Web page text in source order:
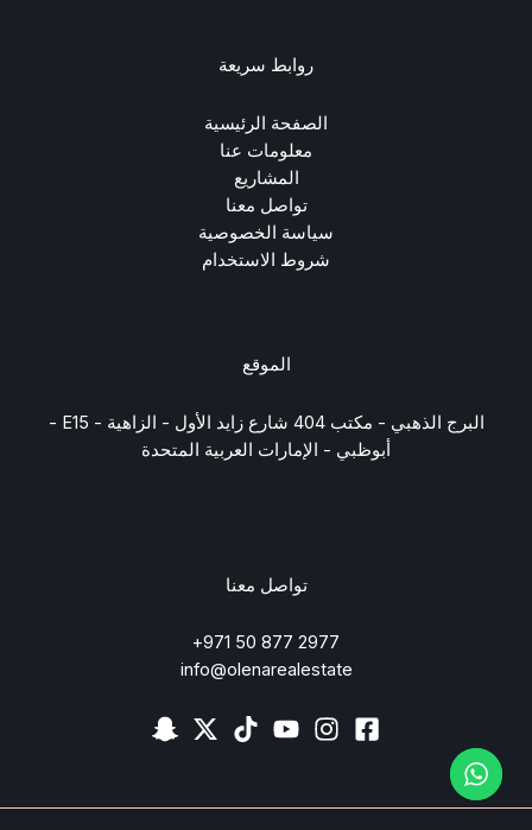
روابط سريعة
الصفحة الرئيسية
معلومات عنا
المشاريع
تواصل معنا
سياسة الخصوصية
شروط الاستخدام
الموقع
البرج الذهبي - مكتب 404 شارع زايد الأول - الزاهية - E15 -
أبوظبي - الإمارات العربية المتحدة
تواصل معنا
2977 877 50 971+
info@olenarealestate